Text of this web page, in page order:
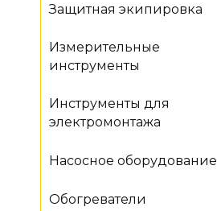
Защитная экипировка
Измерительные
инструменты
Инструменты для
электромонтажа
Насосное оборудование
Обогреватели